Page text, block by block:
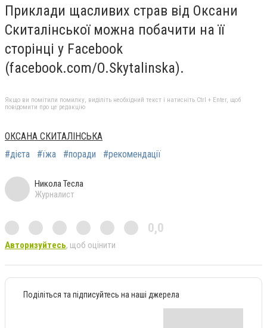
Приклади щасливих страв від Оксани
Скиталінської можна побачити на її
сторінці у Facebook
(facebook.com/O.Skytalinska).
Якщо ви помітили помилку, виділіть необхідний текст і натисніть Ctrl + Enter, щоб
повідомити про це редакцію
ОКСАНА СКИТАЛІНСЬКА
#дієта
#їжа #поради #рекомендації
Никола Тесла
Журналист
0,0
Авторизуйтесь, щоб оцінити
Поділіться та підписуйтесь на наші джерела